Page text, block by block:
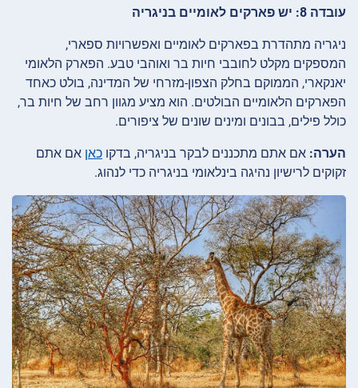
עובדה 8: יש פארקים לאומיים בניגריה
ניגריה מתהדרת בפארקים לאומיים ואפשרויות ספארי,
המספקים מקלט לחובבי חיות בר ואוהבי טבע. הפארק הלאומי
יאנקארי, הממוקם בחלק הצפון-מזרחי של המדינה, בולט כאחד
הפארקים הלאומיים הבולטים. הוא מציע מגוון רחב של חיות בר,
כולל פילים, בבונים ומינים שונים של ציפורים.
הערה: אם אתם מתכננים לבקר בניגריה, בדקו כאן אם אתם
זקוקים לרישיון נהיגה בינלאומי בניגריה כדי לנהוג.